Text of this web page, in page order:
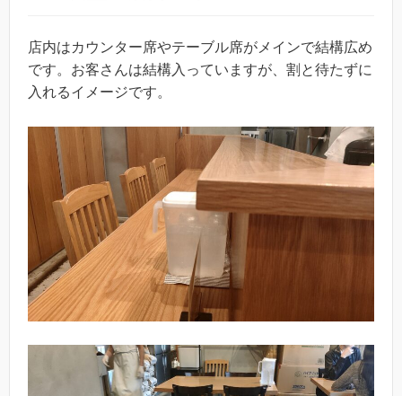
店内はカウンター席やテーブル席がメインで結構広め
です。お客さんは結構入っていますが、割と待たずに
入れるイメージです。